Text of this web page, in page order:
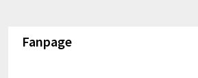
Fanpage